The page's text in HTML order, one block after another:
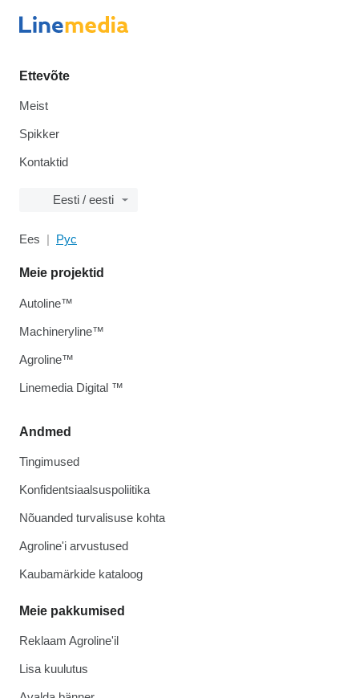
Ettevõte
Meist
Spikker
Kontaktid
Eesti / eesti
Ees Рус
Andmed
Tingimused
Konfidentsiaalsuspoliitika
Nõuanded turvalisuse kohta
Agroline'i arvustused
Kaubamärkide kataloog
Meie pakkumised
Reklaam Agroline'il
Lisa kuulutus
Meie projektid
Autoline™
Machineryline™
Agroline™
Linemedia Digital ™